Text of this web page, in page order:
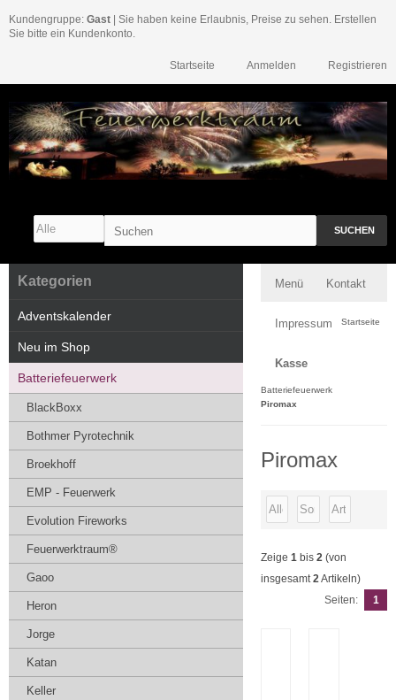
Kundengruppe: Gast | Sie haben keine Erlaubnis, Preise zu sehen. Erstellen
Sie bitte ein Kundenkonto.
Registrieren
Anmelden
Startseite
SUCHEN
Menü Kontakt
Impressum
Kasse
Startseite
Batteriefeuerwerk
Piromax
Piromax
Zeige 1 bis 2 (von
insgesamt2Artikeln)
Seiten:
1
Kategorien
Adventskalender
Neu im Shop
Batteriefeuerwerk
BlackBoxx
Bothmer Pyrotechnik
Broekhoff
EMP - Feuerwerk
Evolution Fireworks
Feuerwerktraum®
Gaoo
Heron
Jorge
Katan
Keller